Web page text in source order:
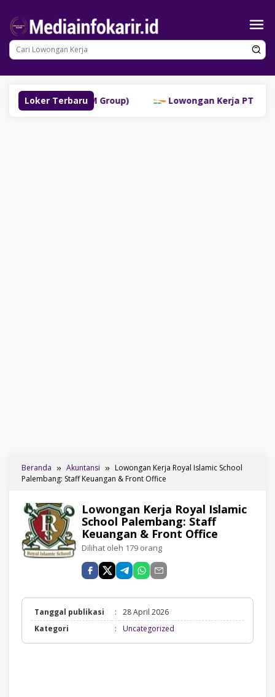
konten
Loker Terbaru
(SM Group) Lowongan Kerja PT Bank
Beranda Akuntansi
Lowongan Kerja Royal Islamic School
Palembang: Staff Keuangan & Front Office
Lowongan Kerja Royal Islamic
School Palembang: Staff
Keuangan & Front Office
Dilihat oleh 179 orang
Tanggal publikasi :
28 April 2026
Kategori
: Uncategorized